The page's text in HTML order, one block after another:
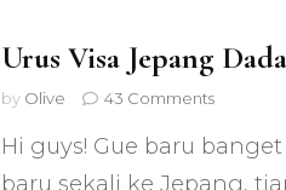
Pantai
Akik
Timur
Urus Visa Jepang
by Olive 43 Commentson
Visa
Hi guys! Gue baru
baru sekali ke Jepang,